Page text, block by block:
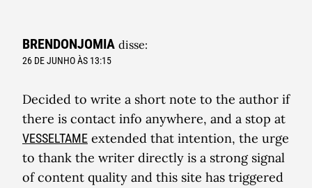
BRENDONJOMIA disse:
26 DE JUNHO ÀS 13:15
Decided to write a short note to the author if
there is contact info anywhere, and a stop at
VESSELTAME extended that intention, the urge
to thank the writer directly is a strong signal
of content quality and this site has triggered